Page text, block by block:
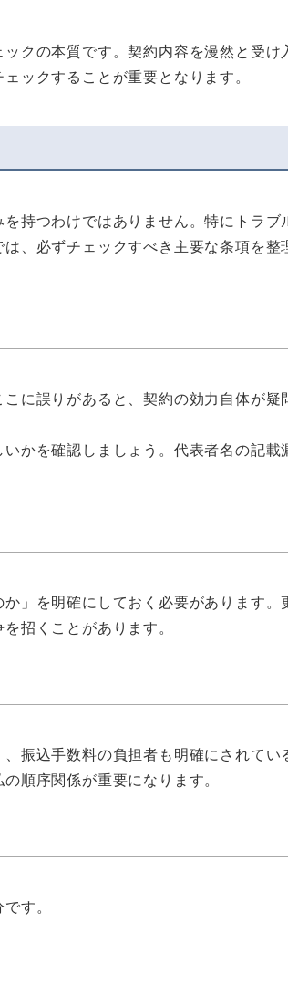
クの本質です。契約内容を漫然と受け
ックすることが重要となります。
持つわけではありません。特にトラブ
、必ずチェックすべき主要な条項を整
に誤りがあると、契約の効力自体が疑
かを確認しましょう。代表者名の記載
」を明確にしておく必要があります。
招くことがあります。
振込手数料の負担者も明確にされてい
順序関係が重要になります。
す。